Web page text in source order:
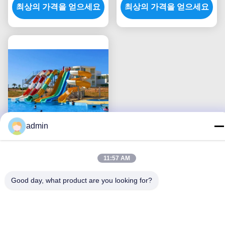
최상의 가격을 얻으세요
최상의 가격을 얻으세요
액세서리 물 공급 및 처리
최상의 가격을 얻으세요
admin
11:57 AM
Good day, what product are you looking for?